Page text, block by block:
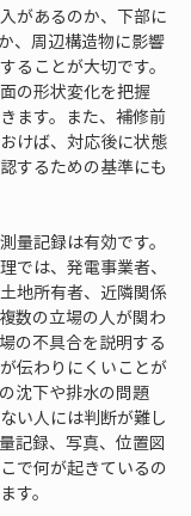
があるのか、下部に
、周辺構造物に影響
ることが大切です。
の形状変化を把握
ます。また、補修前
けば、対応後に状態
するための基準にも
量記録は有効です。
では、発電事業者、
地所有者、近隣関係
数の立場の人が関わ
の不具合を説明する
伝わりにくいことが
沈下や排水の問題
い人には判断が難し
記録、写真、位置図
で何が起きているの
す。